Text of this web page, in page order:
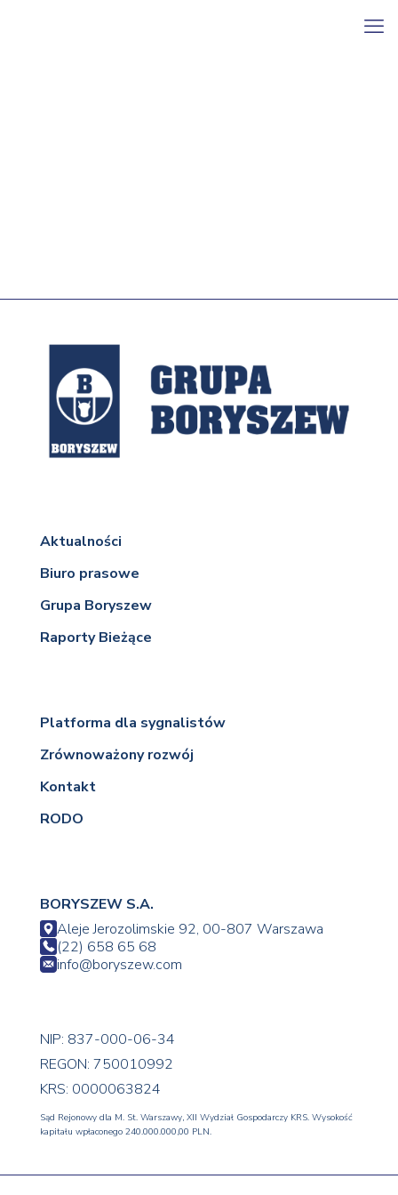
Aktualności
Biuro prasowe
Grupa Boryszew
Raporty Bieżące
Platforma dla sygnalistów
Zrównoważony rozwój
Kontakt
RODO
BORYSZEW S.A.
Aleje Jerozolimskie 92, 00-807 Warszawa
(22) 658 65 68
info@boryszew.com
NIP: 837-000-06-34
REGON: 750010992
KRS: 0000063824
Sąd Rejonowy dla M. St. Warszawy, XII Wydział Gospodarczy KRS. Wysokość
kapitału wpłaconego 240.000.000,00 PLN.